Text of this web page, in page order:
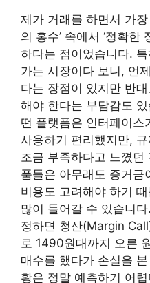
제가 거래를 하면서 가
의 홍수’ 속에서 ‘정확한
하다는 점이었습니다.
가는 시장이다 보니, 언
다는 장점이 있지만 반대
해야 한다는 부담감도
떤 플랫폼은 인터페이스
사용하기 편리했지만,
조금 부족하다고 느꼈
품들은 아무래도 증거금
비용도 고려해야 하기
많이 들어갈 수 있습니
정하면 청산(Margin
로 1490원대까지 오른
매수를 했다가 손실을
황은 정말 예측하기 어